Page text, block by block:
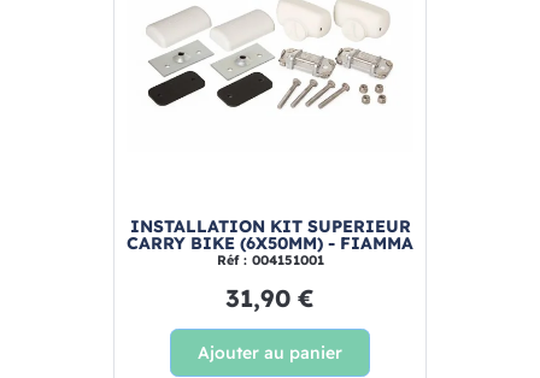
INSTALLATION KIT SUPERIEUR
CARRY BIKE (6X50MM) - FIAMMA
Réf : 004151001
31,90 €
Ajouter au panier